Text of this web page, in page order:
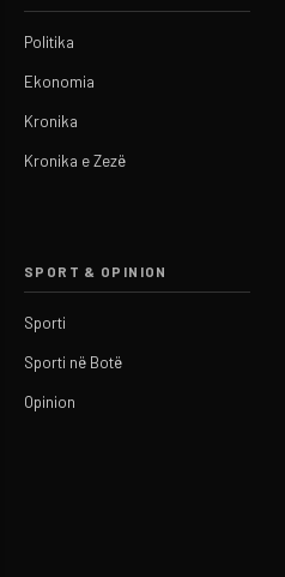
Politika
Ekonomia
Kronika
Kronika e Zezë
SPORT & OPINION
Sporti
Sporti në Botë
Opinion